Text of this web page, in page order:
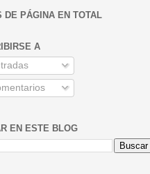
DE PÁGINA EN TOTAL
A
EN ESTE BLOG